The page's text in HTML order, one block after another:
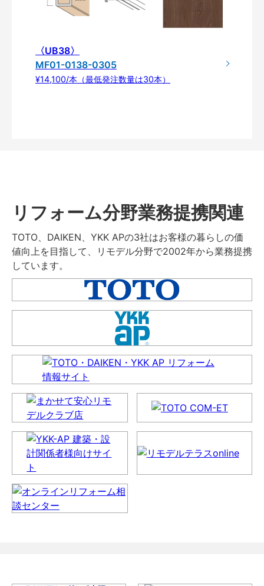
〈UB38〉
MF01-0138-0305
¥14,100/本（最低発注数量は30本）
リフォーム分野業務提携関連
TOTO、DAIKEN、YKK APの3社はお客様の暮らしの価
値向上を目指して、リモデル分野で2002年から業務提携
しています。